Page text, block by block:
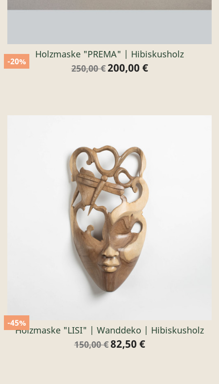
Holzmaske "PREMA" | Hibiskusholz
Verkaufspreis
250,00 €
-20%
Preis
200,00 €
Holzmaske "LISI" | Wanddeko | Hibiskusholz
Verkaufspreis
150,00 €
-45%
Preis
82,50 €